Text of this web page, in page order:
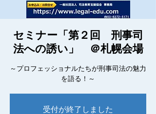
セミナー「第２回 刑事司
法への誘い」 ＠札幌会場
～プロフェッショナルたちが刑事司法の魅力
を語る！～
受付が終了しました